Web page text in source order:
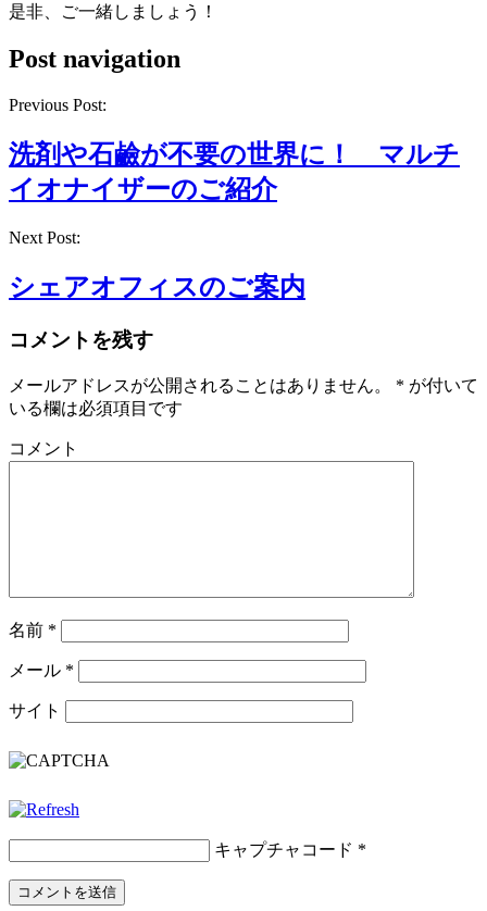
是非、ご一緒しましょう！
Post navigation
Previous Post:
洗剤や石鹼が不要の世界に！ マルチ
イオナイザーのご紹介
Next Post:
シェアオフィスのご案内
コメントを残す
メールアドレスが公開されることはありません。 * が付いて
いる欄は必須項目です
コメント
名前 *
メール *
サイト
キャプチャコード *